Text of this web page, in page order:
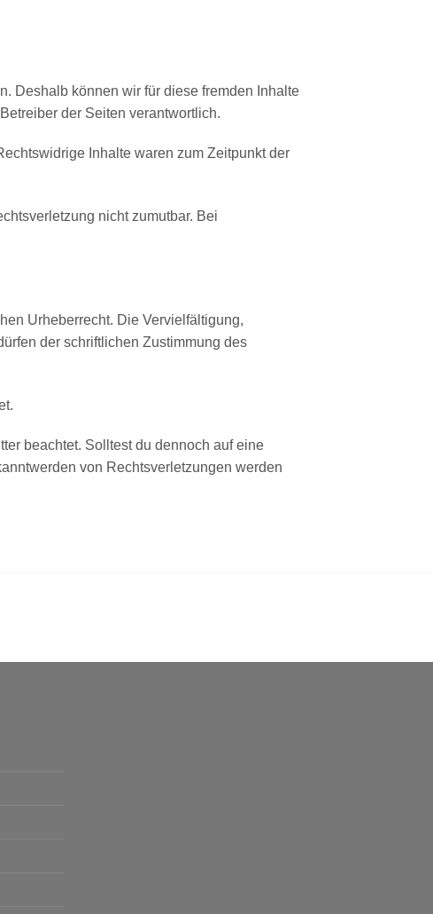
Deshalb können wir für diese fremden Inhalte
der Seiten verantwortlich.
Inhalte waren zum Zeitpunkt der
nicht zumutbar. Bei
Urheberrecht. Die Vervielfältigung,
der schriftlichen Zustimmung des
beachtet. Solltest du dennoch auf eine
von Rechtsverletzungen werden